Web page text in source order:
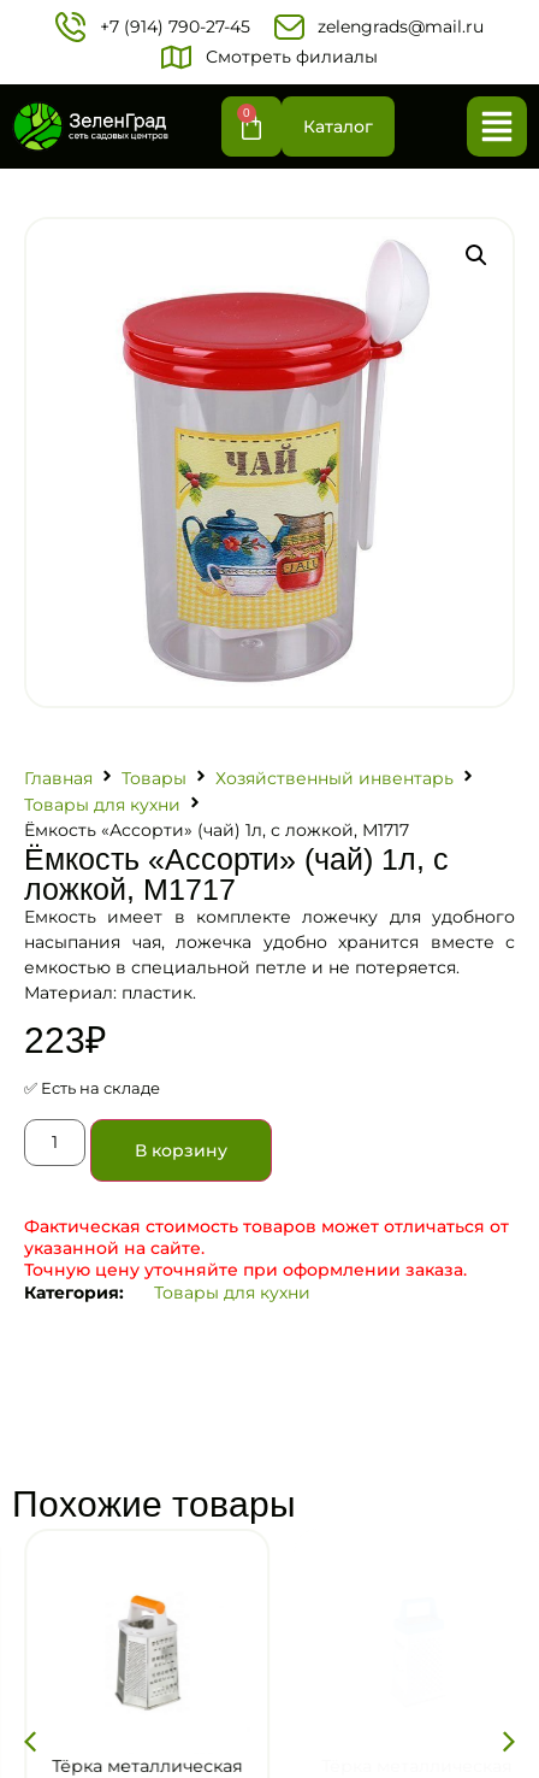
+7 (914) 790-27-45‬
zelengrads@mail.ru
Смотреть филиалы
0
Каталог
Главная Товары
Хозяйственный инвентарь
Товары для кухни
Ёмкость «Ассорти» (чай) 1л, с ложкой, М1717
Ёмкость «Ассорти» (чай) 1л, с
ложкой, М1717
Емкость имеет в комплекте ложечку для удобного
насыпания чая, ложечка удобно хранится вместе с
емкостью в специальной петле и не потеряется.
Материал: пластик.
223₽
✅ Есть на складе
В корзину
Фактическая стоимость товаров может отличаться от
указанной на сайте.
Точную цену уточняйте при оформлении заказа.
Категория:
Товары для кухни
Похожие товары
Тёрка металлическая